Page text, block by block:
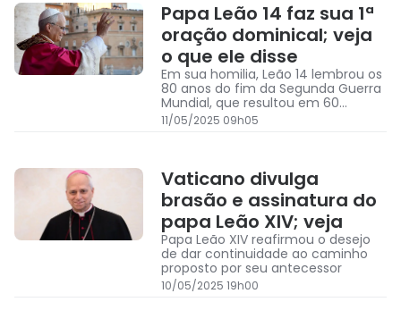
Papa Leão 14 faz sua 1ª
oração dominical; veja
o que ele disse
Em sua homilia, Leão 14 lembrou os
80 anos do fim da Segunda Guerra
Mundial, que resultou em 60
milhões de vítimas, e, ecoando os
apelos de seu antecessor
11/05/2025 09h05
Vaticano divulga
brasão e assinatura do
papa Leão XIV; veja
Papa Leão XIV reafirmou o desejo
de dar continuidade ao caminho
proposto por seu antecessor
10/05/2025 19h00